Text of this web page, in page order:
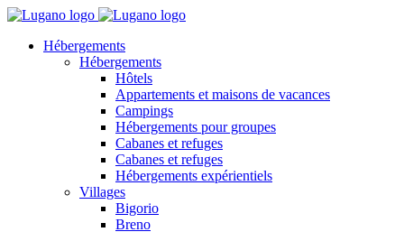
Hébergements
Hébergements
Hôtels
Appartements et maisons de vacances
Campings
Hébergements pour groupes
Cabanes et refuges
Cabanes et refuges
Hébergements expérientiels
Villages
Bigorio
Breno